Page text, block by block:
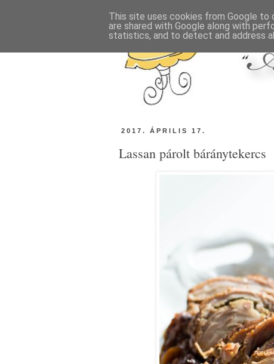
2017. ÁPRILIS 17.
Lassan párolt báránytekercs
This site uses cookies from Google to
are shared with Google along with
statistics, and to detect and address